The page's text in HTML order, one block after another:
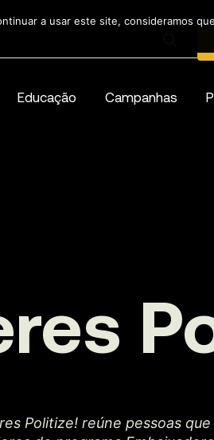
Educação Campanhas
Politize! reúne pessoas
a usar este site, consideramos